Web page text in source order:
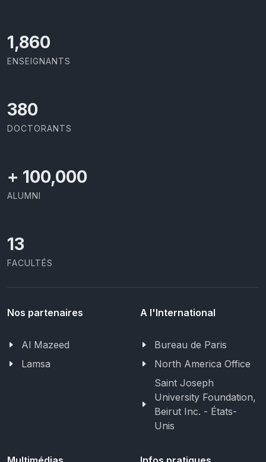
2,029
ENSEIGNANTS
414
DOCTORANTS
+ 100,000
ALUMNI
13
FACULTÉS
Nos partenaires
Al Mazeed
Lamsa
A l'International
Bureau de Paris
North America Office
Saint Joseph
University Foundation,
Beirut Inc. - États-
Unis